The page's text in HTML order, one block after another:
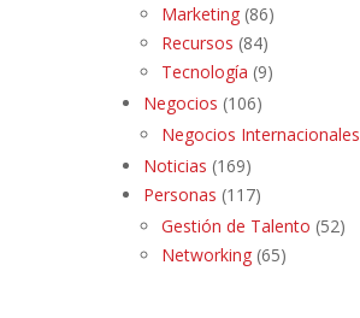
Marketing (86)
Recursos (84)
Tecnología (9)
Negocios (106)
Negocios Internacionales
Noticias (169)
Personas (117)
Gestión de Talento (52)
Networking (65)